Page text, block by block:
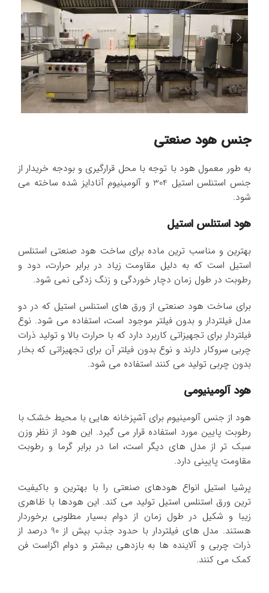
جنس هود صنعتی
به طور معمول هود با توجه با محل قرارگیری و بودجه خریدار از
جنس استنلس استیل 304 و آلومینیوم آنادایز شده ساخته می
شود.
هود استنلس استیل
بهترین و مناسب ترین ماده برای ساخت هود صنعتی استنلس
استیل است که به دلیل مقاومت زیاد در برابر حرارت، دود و
رطوبت در طول زمان دچار خوردگی و زنگ زدگی نمی شود.
برای ساخت هود صنعتی از ورق های استنلس استیل که در دو
مدل فیلتردار و بدون فیلتر موجود است، استفاده می شود. نوع
فیلتردار برای تجهیزاتی کاربرد دارد که با حرارت بالا و تولید ذرات
چربی سروکار دارند و نوع بدون فیلتر آن برای تجهیزاتی که بخار
بدون چربی تولید می کنند استفاده می شود.
هود آلومینیومی
هود از جنس آلومینیوم برای آشپزخانه هایی با محیط خشک با
رطوبت پایین مورد استفاده قرار می گیرد. این هود از نظر وزن
سبک تر از مدل های دیگر است، اما در برابر گرما و رطوبت
مقاومت پایینی دارد.
پرشیا استیل انواع هودهای صنعتی را با بهترین و باکیفیت
ترین ورق استنلس استیل تولید می کند. این هودها با ظاهری
زیبا و شکیل در طول زمان از دوام بسیار مطلوبی برخوردار
هستند. مدل های فیلتردار با حدود جذب بیش از 90 درصد از
ذرات چربی و آلاینده ها به بازدهی بیشتر و دوام اگزاست فن
کمک می کنند.